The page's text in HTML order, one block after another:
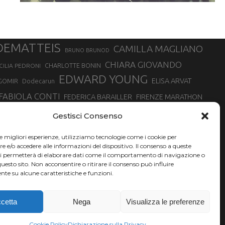
Gestisci Consenso
migliori esperienze, utilizziamo tecnologie come i cookie per
e/o accedere alle informazioni del dispositivo. Il consenso a queste
permetterà di elaborare dati come il comportamento di navigazione o
sito. Non acconsentire o ritirare il consenso può influire
su alcune caratteristiche e funzioni.
Nega Visualizza le preferenze
BRUNO BRUNOD CAMILLA MAGLIANO
PEDRONI CHARLOTTE BONIN CHIARA GIOVANDO
Dodecarun EDWARD YOUNG ELISA ARVAT
FABIOLA CONTI FEDERICA BARAILLER FIRENZE MARATHON
GIOVANNA EPIS GIULIANO CAVALLO
DI TORINO MARATONINA MARCELLA BELLETTI MARCO OLMO
MONVISO VERTICAL RACE NADIA BATTOCLETTI
BONALDI SILVIA RAMPAZZO
CHEVRIER YEMAN CRIPPA